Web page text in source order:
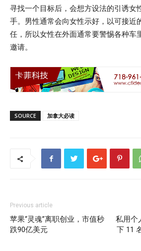
寻找一个目标后，会想方设法的引诱女
手。男性通常会向女性示好，以可接近
任，所以女性在外面通常要警惕各种车
邀请。
SOURCE 加拿大必读
Previous article
苹果“灵魂”离职创业，市值秒
跌90亿美元
私用个
下 11